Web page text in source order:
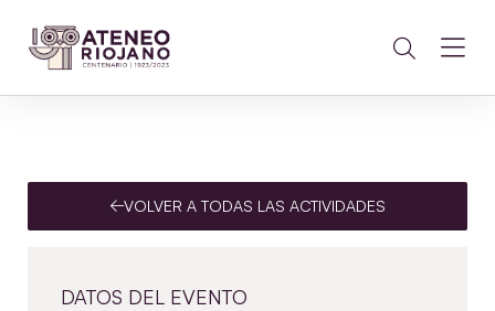
VOLVER A TODAS LAS ACTIVIDADES
DATOS DEL EVENTO